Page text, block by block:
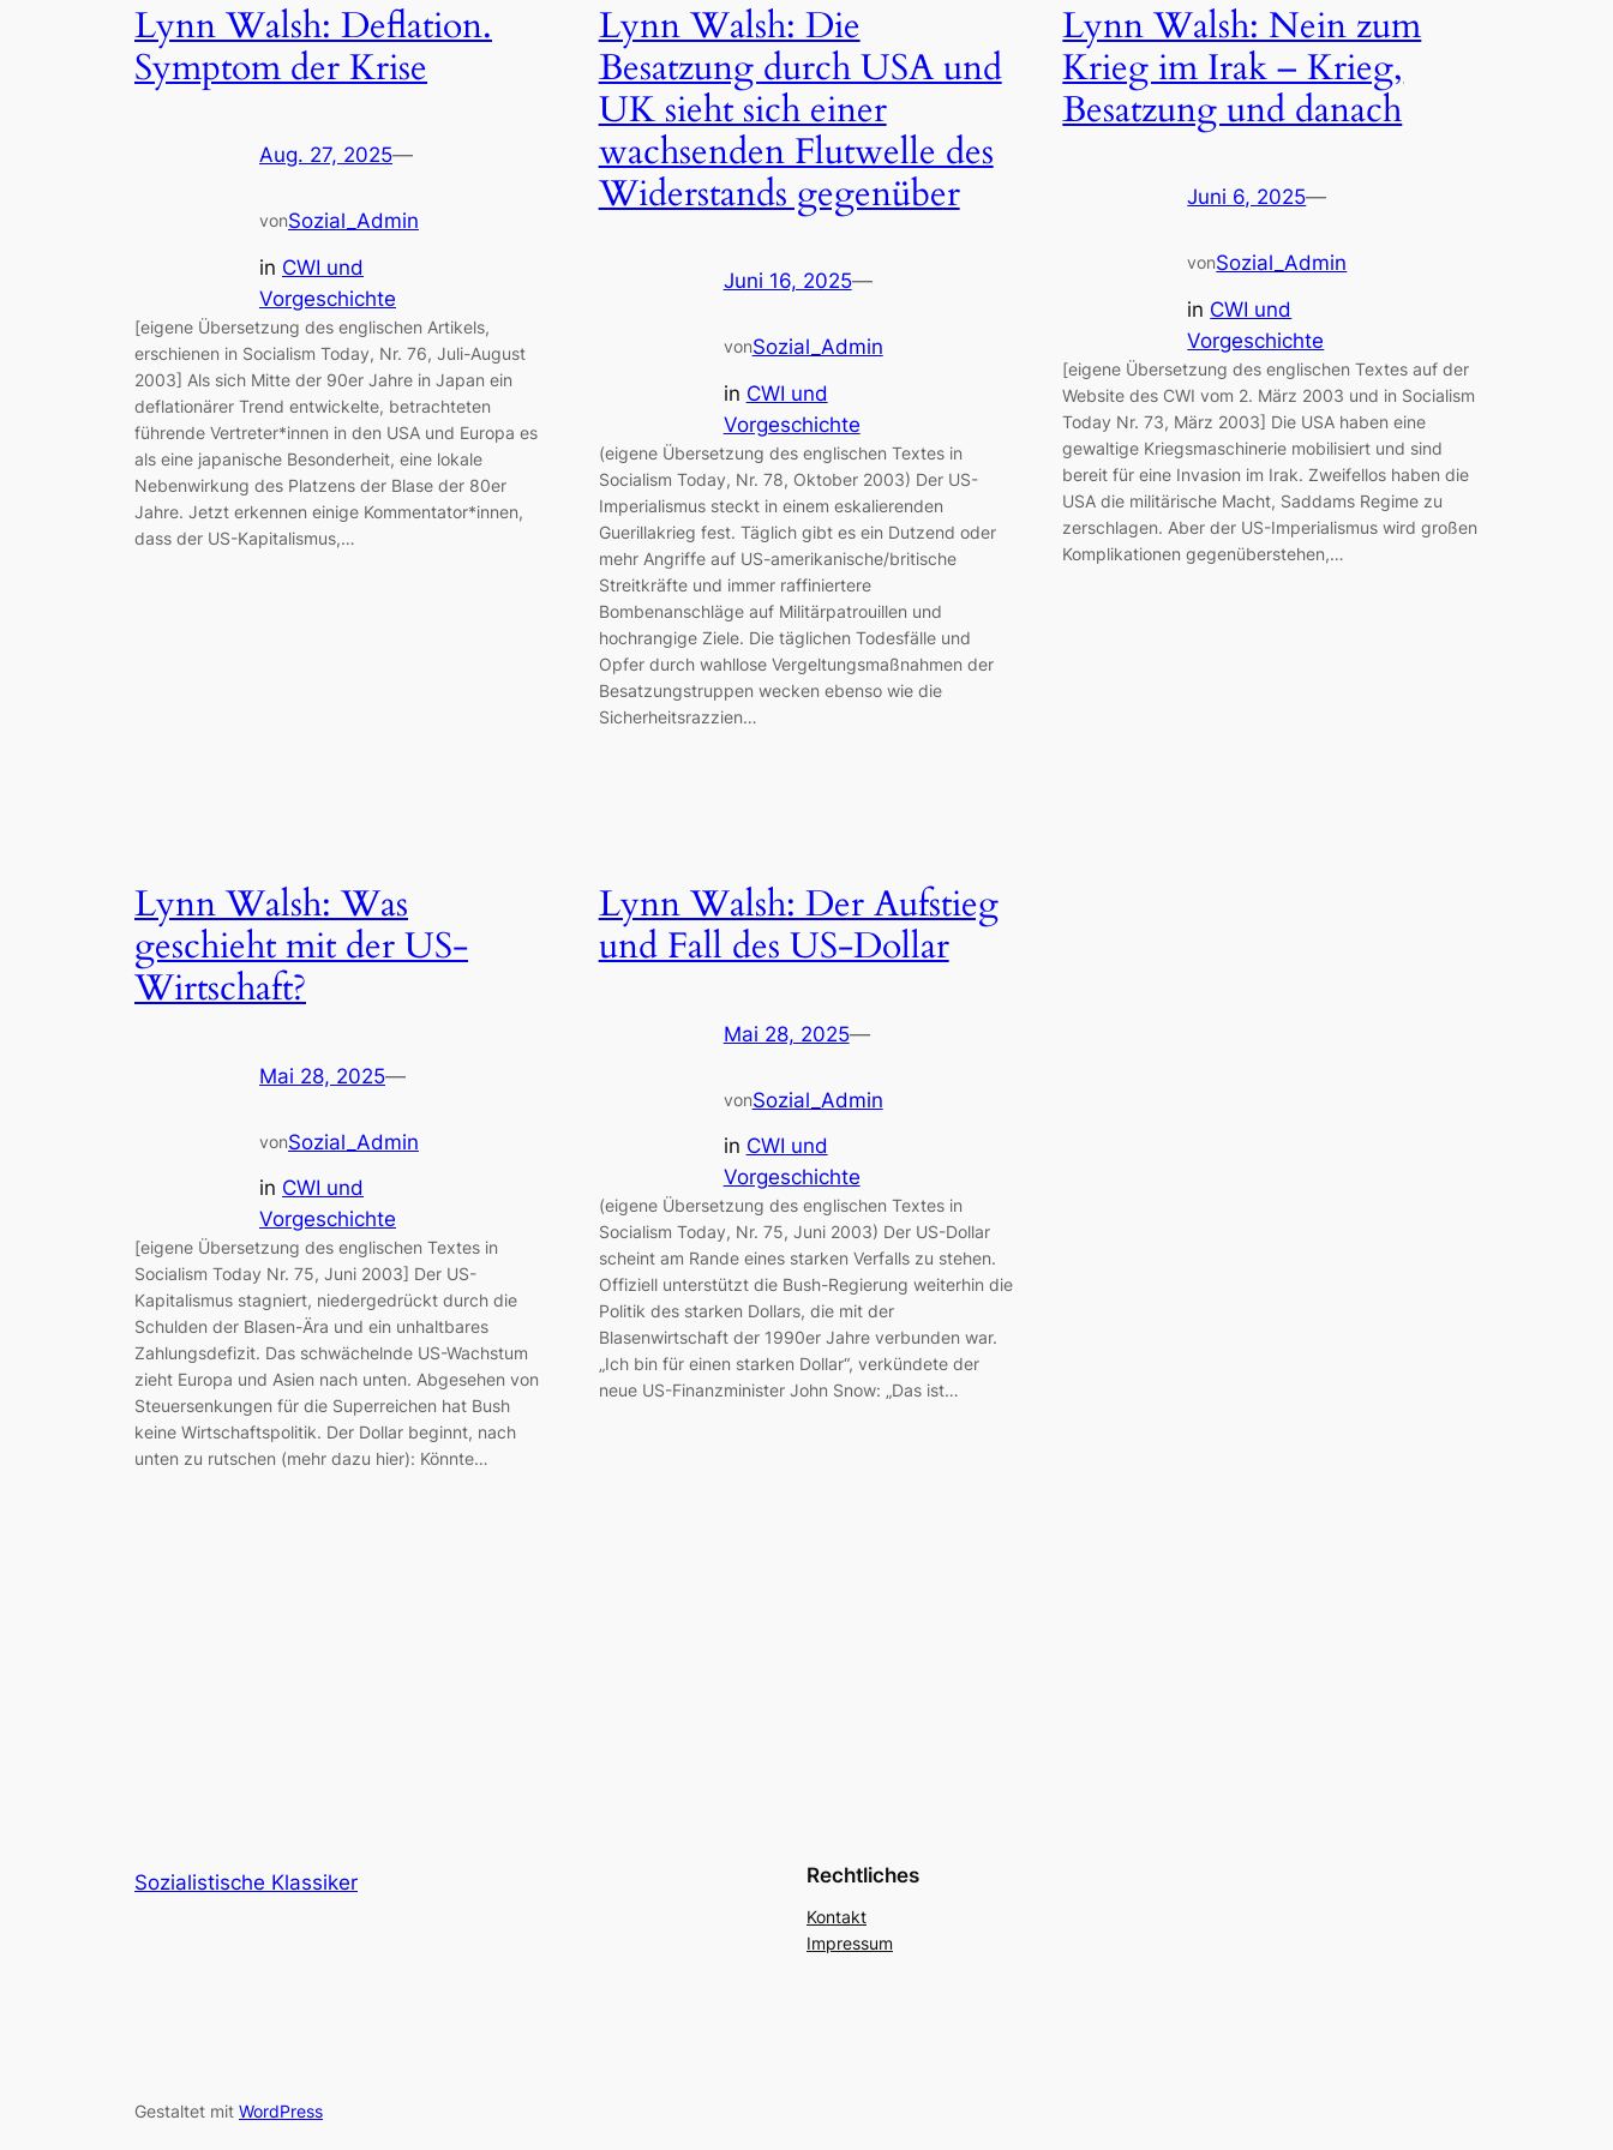
Lynn Walsh: Deflation.
Symptom der Krise
Aug. 27, 2025—
vonSozial_Admin
in CWI und
Vorgeschichte
[eigene Übersetzung des englischen Artikels,
erschienen in Socialism Today, Nr. 76, Juli-August
2003] Als sich Mitte der 90er Jahre in Japan ein
deflationärer Trend entwickelte, betrachteten
führende Vertreter*innen in den USA und Europa es
als eine japanische Besonderheit, eine lokale
Nebenwirkung des Platzens der Blase der 80er
Jahre. Jetzt erkennen einige Kommentator*innen,
dass der US-Kapitalismus,…
Lynn Walsh: Die
Besatzung durch USA und
UK sieht sich einer
wachsenden Flutwelle des
Widerstands gegenüber
Juni 16, 2025—
vonSozial_Admin
in CWI und
Vorgeschichte
(eigene Übersetzung des englischen Textes in
Socialism Today, Nr. 78, Oktober 2003) Der US-
Imperialismus steckt in einem eskalierenden
Guerillakrieg fest. Täglich gibt es ein Dutzend oder
mehr Angriffe auf US-amerikanische/britische
Streitkräfte und immer raffiniertere
Bombenanschläge auf Militärpatrouillen und
hochrangige Ziele. Die täglichen Todesfälle und
Opfer durch wahllose Vergeltungsmaßnahmen der
Besatzungstruppen wecken ebenso wie die
Sicherheitsrazzien…
Lynn Walsh: Nein zum
Krieg im Irak – Krieg,
Besatzung und danach
Juni 6, 2025—
vonSozial_Admin
in CWI und
Vorgeschichte
[eigene Übersetzung des englischen Textes auf der
Website des CWI vom 2. März 2003 und in Socialism
Today Nr. 73, März 2003] Die USA haben eine
gewaltige Kriegsmaschinerie mobilisiert und sind
bereit für eine Invasion im Irak. Zweifellos haben die
USA die militärische Macht, Saddams Regime zu
zerschlagen. Aber der US-Imperialismus wird großen
Komplikationen gegenüberstehen,…
Lynn Walsh: Was
geschieht mit der US-
Wirtschaft?
Mai 28, 2025—
vonSozial_Admin
in CWI und
Vorgeschichte
[eigene Übersetzung des englischen Textes in
Socialism Today Nr. 75, Juni 2003] Der US-
Kapitalismus stagniert, niedergedrückt durch die
Schulden der Blasen-Ära und ein unhaltbares
Zahlungsdefizit. Das schwächelnde US-Wachstum
zieht Europa und Asien nach unten. Abgesehen von
Steuersenkungen für die Superreichen hat Bush
keine Wirtschaftspolitik. Der Dollar beginnt, nach
unten zu rutschen (mehr dazu hier): Könnte…
Lynn Walsh: Der Aufstieg
und Fall des US-Dollar
Mai 28, 2025—
vonSozial_Admin
in CWI und
Vorgeschichte
(eigene Übersetzung des englischen Textes in
Socialism Today, Nr. 75, Juni 2003) Der US-Dollar
scheint am Rande eines starken Verfalls zu stehen.
Offiziell unterstützt die Bush-Regierung weiterhin die
Politik des starken Dollars, die mit der
Blasenwirtschaft der 1990er Jahre verbunden war.
„Ich bin für einen starken Dollar“, verkündete der
neue US-Finanzminister John Snow: „Das ist…
Sozialistische Klassiker Rechtliches
Kontakt
Impressum
Gestaltet mit WordPress